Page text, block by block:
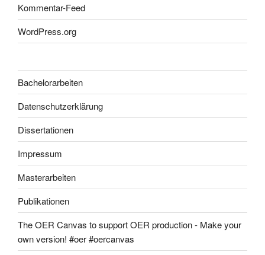
Kommentar-Feed
WordPress.org
Bachelorarbeiten
Datenschutzerklärung
Dissertationen
Impressum
Masterarbeiten
Publikationen
The OER Canvas to support OER production - Make your
own version! #oer #oercanvas